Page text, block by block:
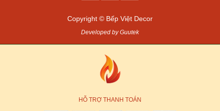
Copyright © Bếp Việt Decor
Developed by Guutek
HỖ TRỢ THANH TOÁN